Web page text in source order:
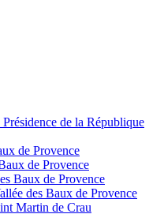
de la République
de Provence
de Provence
Baux de Provence
des Baux de Provence
Martin de Crau